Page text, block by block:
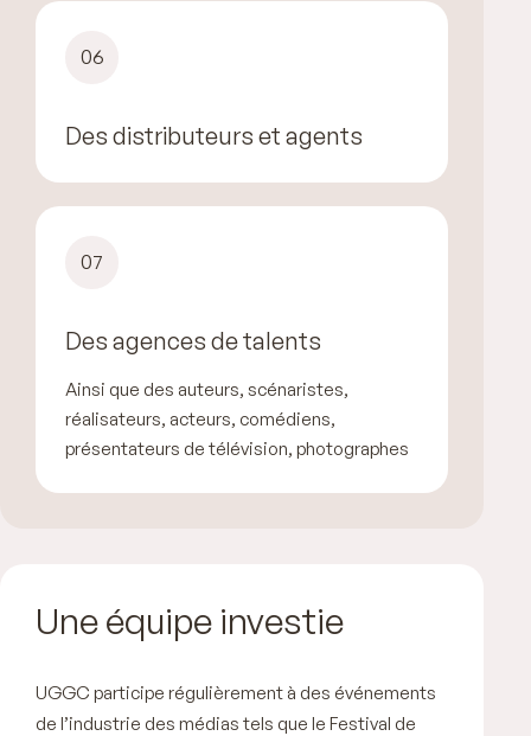
06
Des distributeurs et agents
07
Des agences de talents
Ainsi que des auteurs, scénaristes,
réalisateurs, acteurs, comédiens,
présentateurs de télévision, photographes
Une équipe investie
UGGC participe régulièrement à des événements
de l’industrie des médias tels que le Festival de